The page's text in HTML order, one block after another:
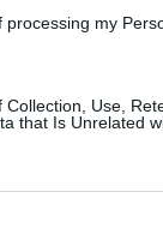
processing my
Collection, Use,
that Is Unrelated